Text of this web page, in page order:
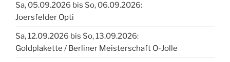
Sa, 05.09.2026 bis So, 06.09.2026:
Joersfelder Opti
Sa, 12.09.2026 bis So, 13.09.2026:
Goldplakette / Berliner Meisterschaft O-Jolle